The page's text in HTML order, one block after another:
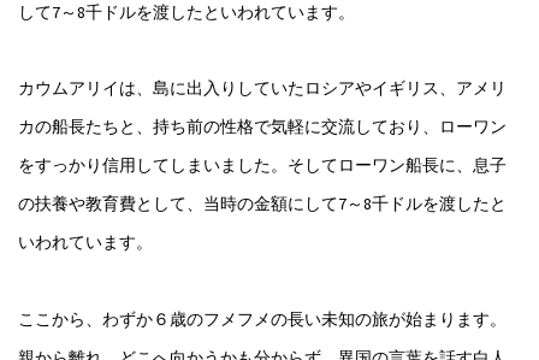
して7～8千ドルを渡したといわれています。
カウムアリイは、島に出入りしていたロシアやイギリス、アメリ
カの船長たちと、持ち前の性格で気軽に交流しており、ローワン
をすっかり信用してしまいました。そしてローワン船長に、息子
の扶養や教育費として、当時の金額にして7～8千ドルを渡したと
いわれています。
ここから、わずか６歳のフメフメの長い未知の旅が始まります。